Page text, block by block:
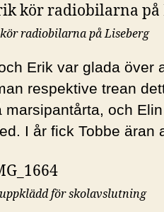
radiobilarna på Liseberg
Erik var glada över
respektive trean
marsipantårta, och
I år fick Tobbe äran
för skolavslutning